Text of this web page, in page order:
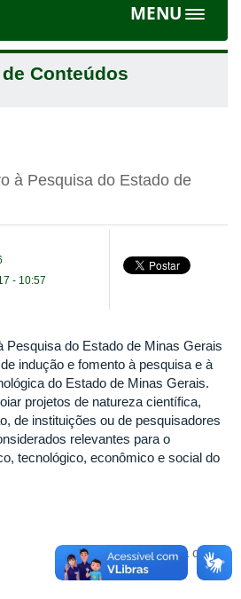
MENU
Toggle
Conteúdos
à Pesquisa do Estado de
- 10:57
Pesquisa do Estado de Minas Gerais
indução e fomento à pesquisa e à
do Estado de Minas Gerais.
projetos de natureza científica,
de instituições ou de pesquisadores
relevantes para o
tecnológico, econômico e social do
Voltar para o topo